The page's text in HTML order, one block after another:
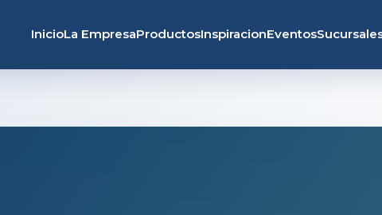
InicioLa EmpresaProductosInspiracionEventos